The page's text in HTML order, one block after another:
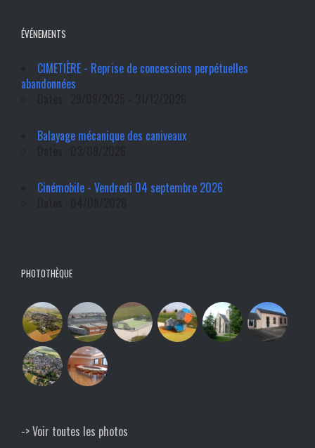
ÉVÉNEMENTS
CIMETIÈRE - Reprise de concessions perpétuelles
abandonnées
Balayage mécanique des caniveaux
Cinémobile - Vendredi 04 septembre 2026
PHOTOTHÈQUE
-> Voir toutes les photos